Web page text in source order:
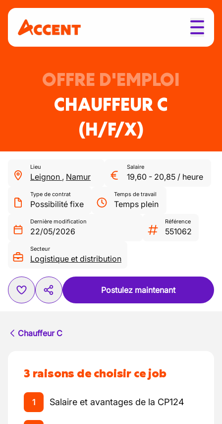
OFFRE D'EMPLOI
CHAUFFEUR C
(H/F/X)
Lieu
Leignon , Namur
Salaire
19,60 - 20,85 / heure
Type de contrat
Possibilité fixe
Temps de travail
Temps plein
Dernière modification
22/05/2026
Référence
551062
Secteur
Logistique et distribution
Postulez maintenant
Chauffeur C
3 raisons de choisir ce job
1 Salaire et avantages de la CP124